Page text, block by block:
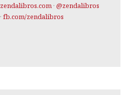
zendalibros.com · @zendalibros
· fb.com/zendalibros